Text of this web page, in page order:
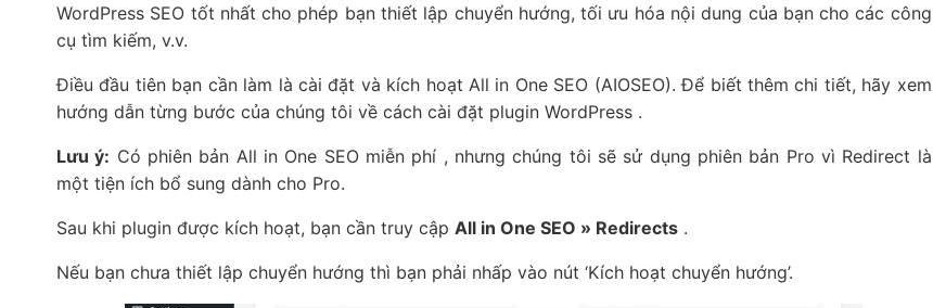
WordPress SEO tốt nhất cho phép bạn thiết lập chuyển hướng, tối ưu hóa nội dung của bạn cho các công
cụ tìm kiếm, v.v.
Điều đầu tiên bạn cần làm là cài đặt và kích hoạt All in One SEO (AIOSEO). Để biết thêm chi tiết, hãy xem
hướng dẫn từng bước của chúng tôi về cách cài đặt plugin WordPress .
Lưu ý: Có phiên bản All in One SEO miễn phí , nhưng chúng tôi sẽ sử dụng phiên bản Pro vì Redirect là
một tiện ích bổ sung dành cho Pro.
Sau khi plugin được kích hoạt, bạn cần truy cập All in One SEO » Redirects .
Nếu bạn chưa thiết lập chuyển hướng thì bạn phải nhấp vào nút ‘Kích hoạt chuyển hướng’.